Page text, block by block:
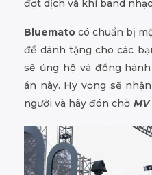
đợt dịch và khi band
Bluemato có chuẩn bị
để dành tặng cho các
sẽ ủng hộ và đồng
án này. Hy vọng sẽ
người và hãy đón chờ MV